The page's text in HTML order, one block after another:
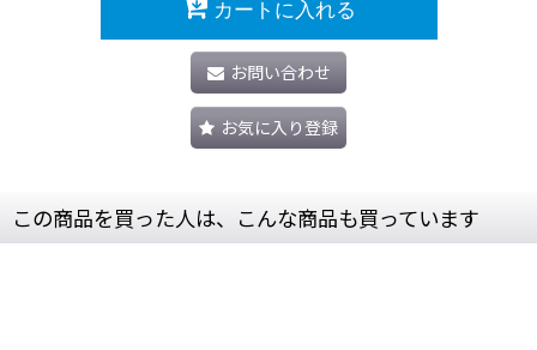
カートに入れる
お問い合わせ
お気に入り登録
この商品を買った人は、こんな商品も買っています